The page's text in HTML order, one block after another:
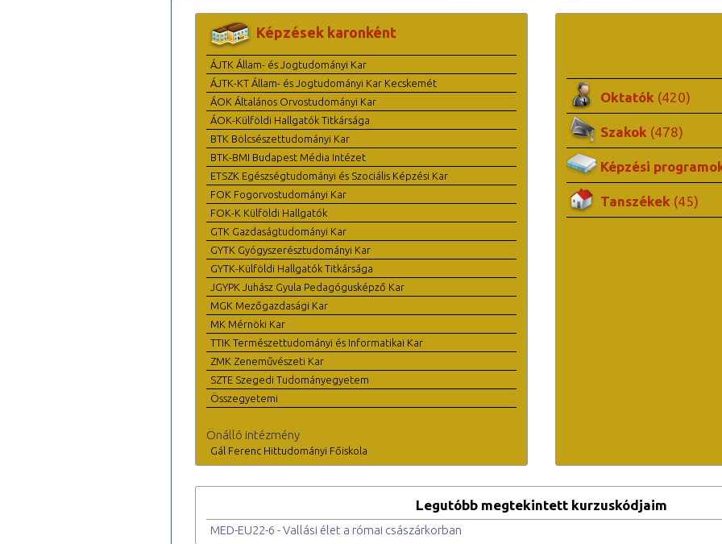
Képzések karonként
ÁJTK Állam- és Jogtudományi Kar
ÁJTK-KT Állam- és Jogtudományi Kar Kecskemét
ÁOK Általános Orvostudományi Kar
ÁOK-Külföldi Hallgatók Titkársága
BTK Bölcsészettudományi Kar
BTK-BMI Budapest Média Intézet
ETSZK Egészségtudományi és Szociális Képzési Kar
FOK Fogorvostudományi Kar
FOK-K Külföldi Hallgatók
GTK Gazdaságtudományi Kar
GYTK Gyógyszerésztudományi Kar
GYTK-Külföldi Hallgatók Titkársága
JGYPK Juhász Gyula Pedagógusképző Kar
MGK Mezőgazdasági Kar
MK Mérnöki Kar
TTIK Természettudományi és Informatikai Kar
ZMK Zeneművészeti Kar
SZTE Szegedi Tudományegyetem
Összegyetemi
Önálló intézmény
Gál Ferenc Hittudományi Főiskola
Oktatók (420)
Szakok (478)
Képzési
Tanszékek (45)
Legutóbb megtekintett kurzuskódjaim
MED-EU22-6 - Vallási élet a római császárkorban